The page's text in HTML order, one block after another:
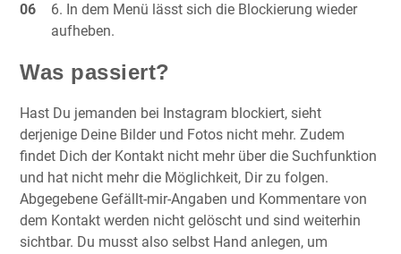
In dem Menü lässt sich die Blockierung wieder
aufheben.
Was passiert?
Hast Du jemanden bei Instagram blockiert, sieht
derjenige Deine Bilder und Fotos nicht mehr. Zudem
findet Dich der Kontakt nicht mehr über die Suchfunktion
und hat nicht mehr die Möglichkeit, Dir zu folgen.
Abgegebene Gefällt-mir-Angaben und Kommentare von
dem Kontakt werden nicht gelöscht und sind weiterhin
sichtbar. Du musst also selbst Hand anlegen, um